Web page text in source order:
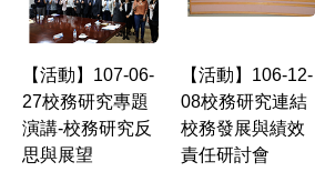
【活動】107-06-
27校務研究專題
演講-校務研究反
思與展望
【活動】106-12-
08校務研究連結
校務發展與績效
責任研討會